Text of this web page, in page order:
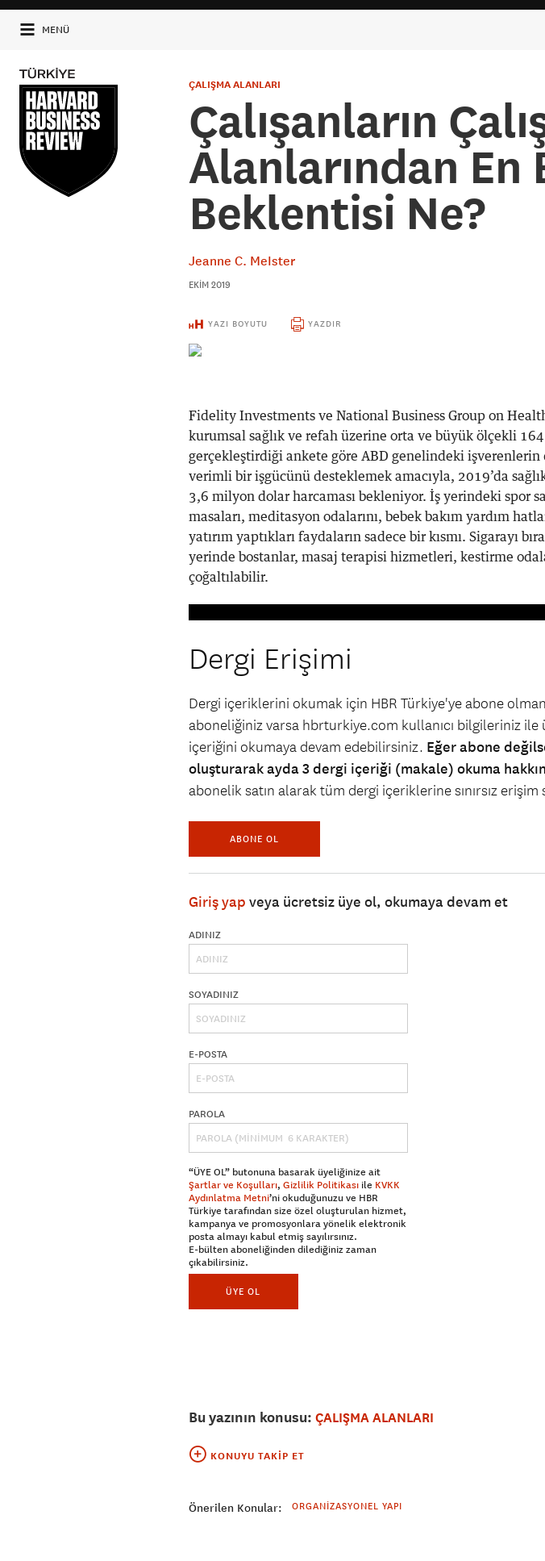
MENÜ
ÇALIŞMA ALANLARI
Çalışanların
Alanlarından En
Beklentisi Ne?
Jeanne C. MeIster
EKIM 2019
YAZI BOYUTU YAZDIR
Fidelity Investments ve National Business Group on
kurumsal sağlık ve refah üzerine orta ve büyük ölçekli
gerçekleştirdiği ankete göre ABD genelindeki işverenlerin
verimli bir işgücünü desteklemek amacıyla, 2019’da
3,6 milyon dolar harcaması bekleniyor. İş yerindeki spor
masaları, meditasyon odalarını, bebek bakım yardım
yatırım yaptıkları faydaların sadece bir kısmı. Sigarayı
yerinde bostanlar, masaj terapisi hizmetleri, kestirme
çoğaltılabilir.
Dergi Erişimi
Dergi içeriklerini okumak için HBR Türkiye'ye abone
aboneliğiniz varsa hbrturkiye.com kullanıcı bilgileriniz ile
içeriğini okumaya devam edebilirsiniz. Eğer abone
oluşturarak ayda 3 dergi içeriği (makale) okuma
abonelik satın alarak tüm dergi içeriklerine sınırsız
ABONE OL
Giriş yap veya ücretsiz üye ol, okumaya devam et
ADINIZ
SOYADINIZ
E-POSTA
PAROLA
“ÜYE OL” butonuna basarak üyeliğinize ait
Şartlar ve Koşulları, Gizlilik Politikası ile KVKK
Aydınlatma Metni’ni okuduğunuzu ve HBR
Türkiye tarafından size özel oluşturulan hizmet,
kampanya ve promosyonlara yönelik elektronik
posta almayı kabul etmiş sayılırsınız.
E-bülten aboneliğinden dilediğiniz zaman
çıkabilirsiniz.
ÜYE OL
Bu yazının konusu: ÇALIŞMA ALANLARI
KONUYU TAKIP ET
Önerilen Konular: ORGANIZASYONEL YAPI